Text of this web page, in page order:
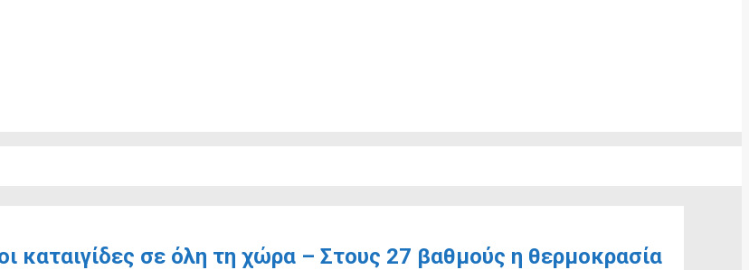
καταιγίδες σε όλη τη χώρα – Στους 27 βαθμούς η θερμοκρασία